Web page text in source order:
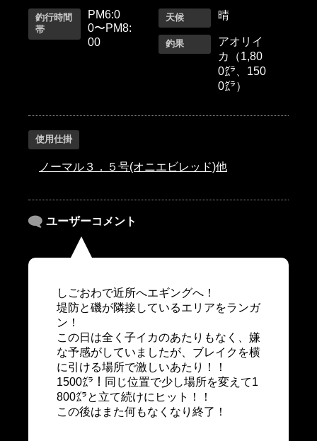
釣行時間
帯
PM6:0
0〜PM8:
00
天候 晴
釣果
アオリイ
カ（1,80
0㌘、150
0㌘）
使用仕掛
ノーマル３．５号(オニエビレッド)他
ユーザーコメント
しごおわで近所へエギングへ！
堤防と磯が隣接しているエリアをランガ
ン！
この日は全く子イカのあたりもなく、嫌
な予感がしていましたが、ブレイクを横
に引ける場所で激しいあたり！！
1500㌘！同じ位置で少し場所を変えて1
800㌘と立て続けにヒット！！
この後はまた何もなくなり終了！